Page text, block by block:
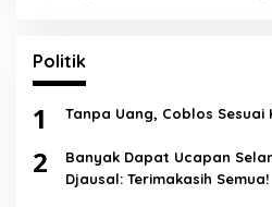
Politik
1 Tanpa Uang, Coblos Sesuai
2
Banyak Dapat Ucapan
Djausal: Terimakasih Semua!